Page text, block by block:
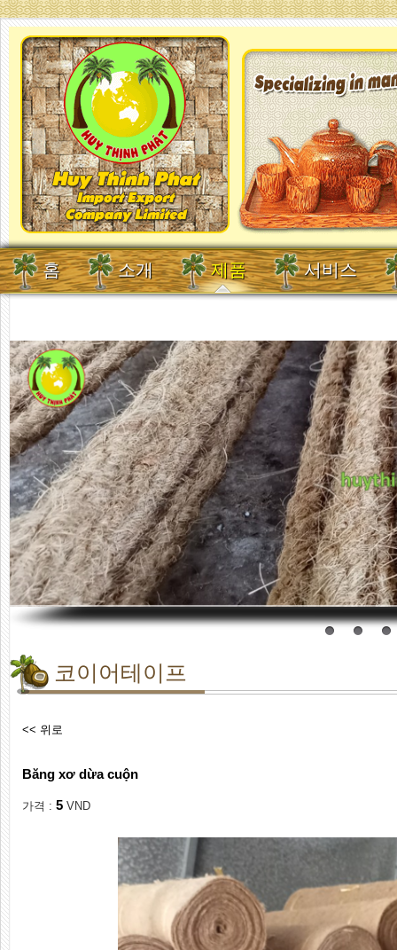
홈 소개 제품 서비스
코이어테이프
<< 위로
Băng xơ dừa cuộn
가격 : 5 VND